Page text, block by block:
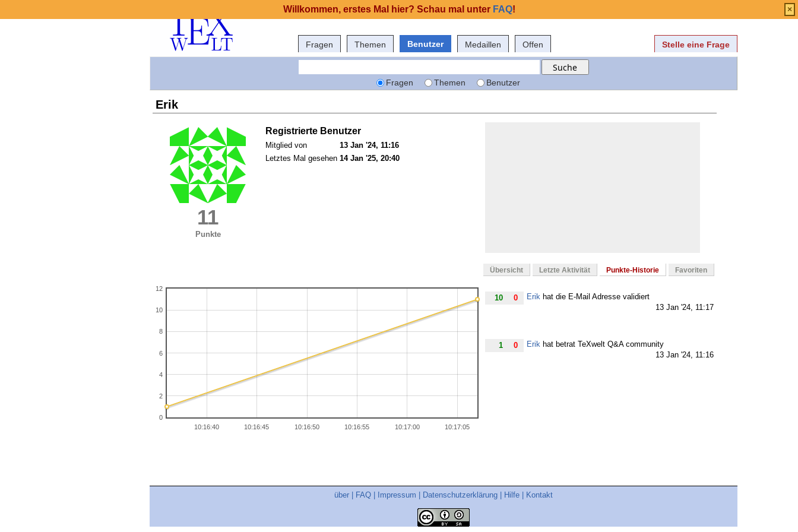
Fragen Themen Benutzer Medaillen Offen Stelle eine Frage
Fragen Themen Benutzer
Erik
11
Punkte
Registrierte Benutzer
Mitglied von
13 Jan '24, 11:16
Letztes Mal gesehen 14 Jan '25, 20:40
Übersicht Letzte Aktivität Punkte-Historie Favoriten
10:16:40 10:16:45 10:16:50 10:16:55 10:17:00 10:17:05
0
2
4
6
8
10
12
10 0 Erik hat die E-Mail Adresse validiert
13 Jan '24, 11:17
1 0 Erik hat betrat TeXwelt Q&A community
13 Jan '24, 11:16
über FAQ Impressum Datenschutzerklärung Hilfe Kontakt
Willkommen, erstes Mal hier? Schau mal unter FAQ! ×